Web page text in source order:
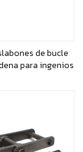
de bucle
para ingenios